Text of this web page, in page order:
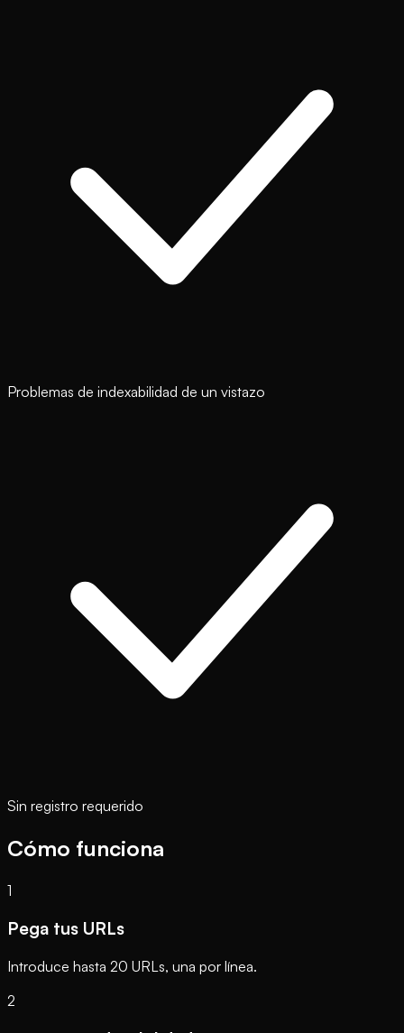
Problemas de indexabilidad de un vistazo
Sin registro requerido
Cómo funciona
1
Pega tus URLs
Introduce hasta 20 URLs, una por línea.
2